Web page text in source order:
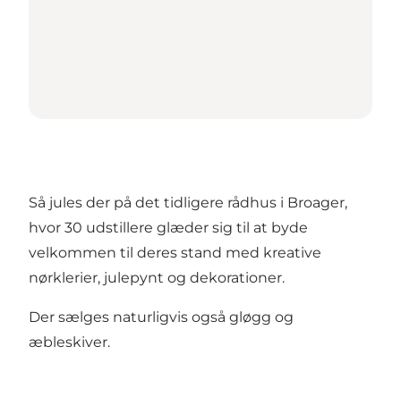
Så jules der på det tidligere rådhus i Broager,
hvor 30 udstillere glæder sig til at byde
velkommen til deres stand med kreative
nørklerier, julepynt og dekorationer.
Der sælges naturligvis også gløgg og
æbleskiver.